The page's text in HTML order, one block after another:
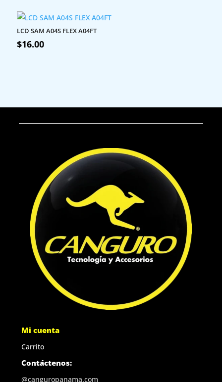
LCD SAM A04S FLEX A04FT
$16.00
Mi cuenta
Carrito
Contáctenos:
@canguropanama.com